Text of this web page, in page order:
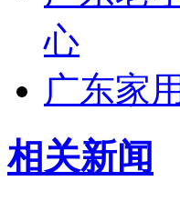
心
广东家
相关新闻